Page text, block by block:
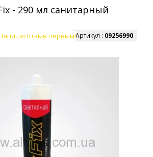
- 290 мл санитарный
отзыв первым!Артикул : 09256990